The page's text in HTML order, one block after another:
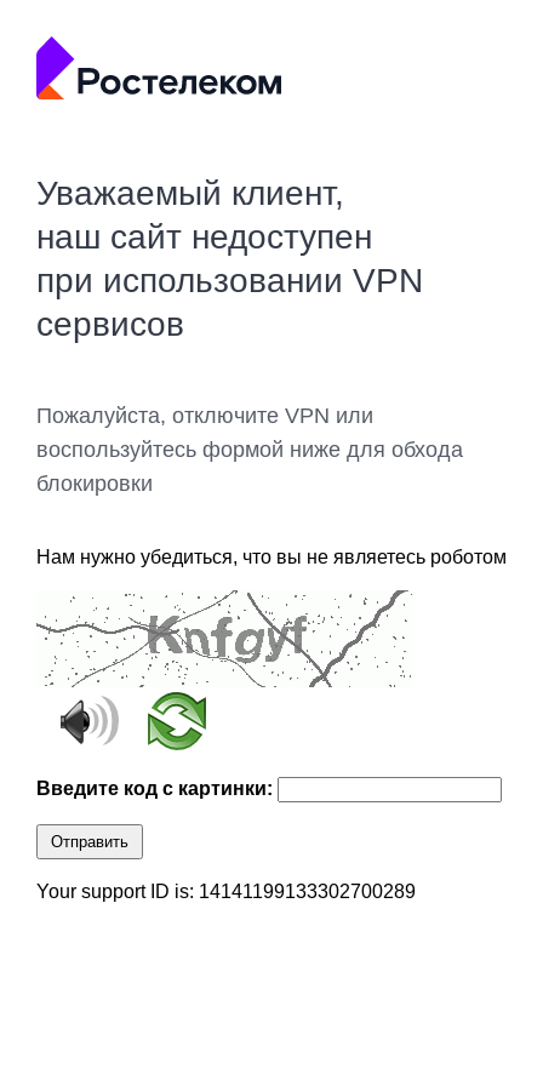
Уважаемый клиент,
наш сайт недоступен
при использовании VPN
сервисов
Пожалуйста, отключите VPN или
воспользуйтесь формой ниже для обхода
блокировки
Нам нужно убедиться, что вы не являетесь роботом
Введите код с картинки:
Отправить
Your support ID is: 14141199133302700289